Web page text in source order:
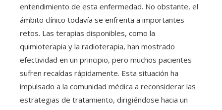
entendimiento de esta enfermedad. No obstante, el
ámbito clínico todavía se enfrenta a importantes
retos. Las terapias disponibles, como la
quimioterapia y la radioterapia, han mostrado
efectividad en un principio, pero muchos pacientes
sufren recaídas rápidamente. Esta situación ha
impulsado a la comunidad médica a reconsiderar las
estrategias de tratamiento, dirigiéndose hacia un